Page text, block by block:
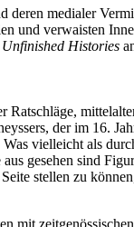
medialer
und verwaisten
Unfinished Histories
der im 16.
vielleicht als
gesehen sind
stellen zu
mit